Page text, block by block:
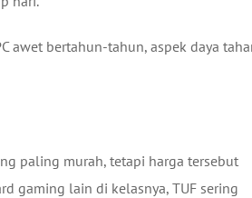
awet bertahun-tahun, aspek daya
paling murah, tetapi harga tersebut
gaming lain di kelasnya, TUF sering